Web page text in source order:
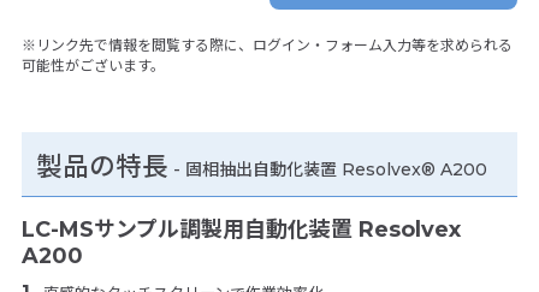
※リンク先で情報を閲覧する際に、ログイン・フォーム入力等を求められる
可能性がございます。
製品の特長 - 固相抽出自動化装置 Resolvex® A200
LC-MSサンプル調製用自動化装置 Resolvex
A200